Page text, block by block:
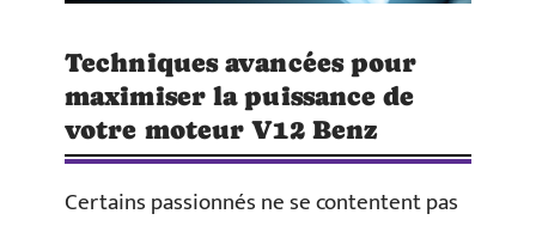
Techniques avancées pour
maximiser la puissance de
votre moteur V12 Benz
Certains passionnés ne se contentent pas